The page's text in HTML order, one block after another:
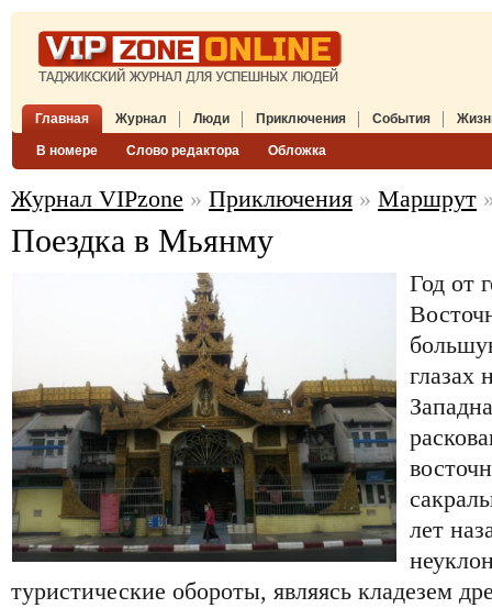
Главная Журнал
В номере Слово редактора Обложка
Люди Приключения События
Журнал VIPzone » Приключения » Маршрут
Поездка в Мьянму
Год от
глазах
лет
туристические обороты, являясь кладезем